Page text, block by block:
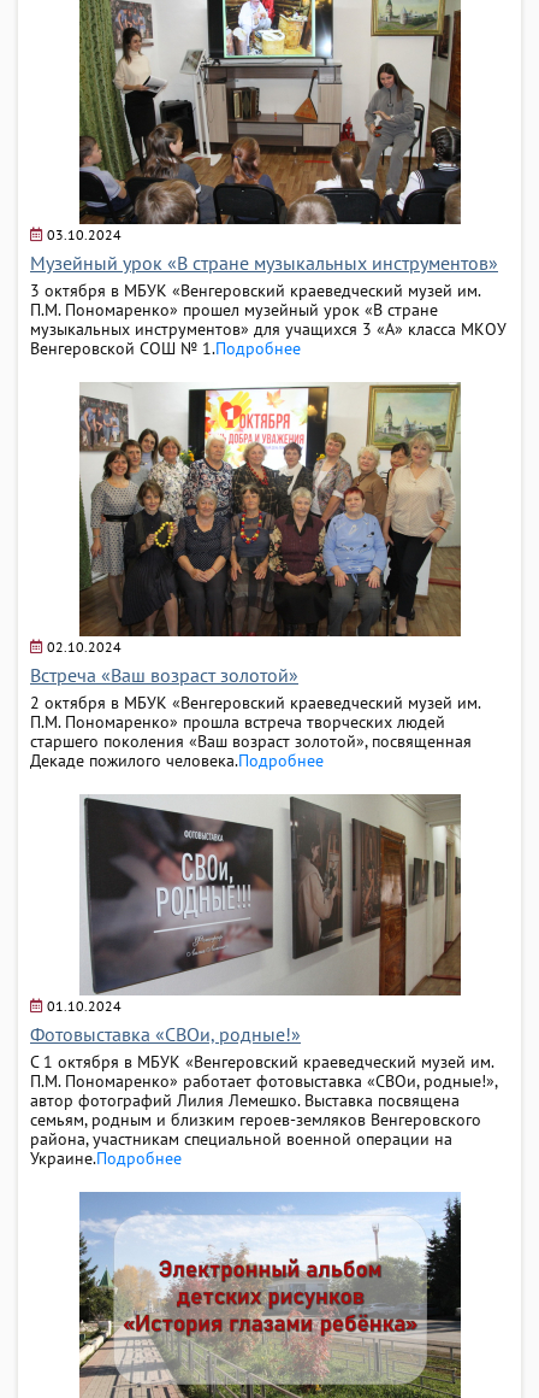
03.10.2024
Музейный урок «В стране музыкальных инструментов»
3 октября в МБУК «Венгеровский краеведческий музей им.
П.М. Пономаренко» прошел музейный урок «В стране
музыкальных инструментов» для учащихся 3 «А» класса МКОУ
Венгеровской СОШ № 1.Подробнее
02.10.2024
Встреча «Ваш возраст золотой»
2 октября в МБУК «Венгеровский краеведческий музей им.
П.М. Пономаренко» прошла встреча творческих людей
старшего поколения «Ваш возраст золотой», посвященная
Декаде пожилого человека.Подробнее
01.10.2024
Фотовыставка «СВОи, родные!»
С 1 октября в МБУК «Венгеровский краеведческий музей им.
П.М. Пономаренко» работает фотовыставка «СВОи, родные!»,
автор фотографий Лилия Лемешко. Выставка посвящена
семьям, родным и близким героев-земляков Венгеровского
района, участникам специальной военной операции на
Украине.Подробнее